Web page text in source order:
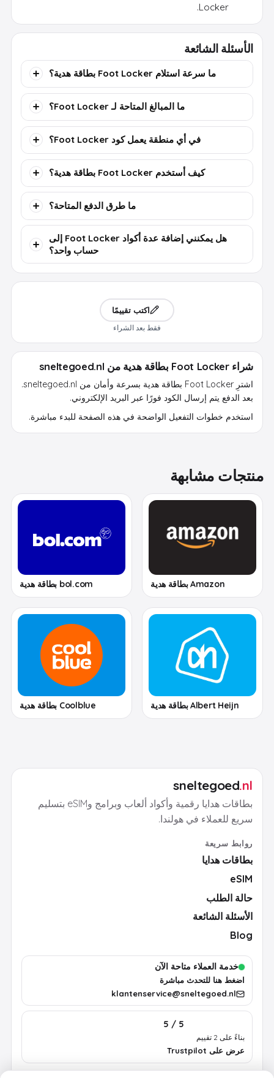
Locker.
الأسئلة الشائعة
ما سرعة استلام Foot Locker بطاقة هدية؟
ما المبالغ المتاحة لـ Foot Locker؟
في أي منطقة يعمل كود Foot Locker؟
كيف أستخدم Foot Locker بطاقة هدية؟
ما طرق الدفع المتاحة؟
هل يمكنني إضافة عدة أكواد Foot Locker إلى
حساب واحد؟
اكتب تقييمًا
فقط بعد الشراء
شراء Foot Locker بطاقة هدية من sneltegoed.nl
اشترِ Foot Locker بطاقة هدية بسرعة وأمان من sneltegoed.nl.
بعد الدفع يتم إرسال الكود فورًا عبر البريد الإلكتروني.
استخدم خطوات التفعيل الواضحة في هذه الصفحة للبدء مباشرة.
منتجات مشابهة
Amazon بطاقة هدية bol.com بطاقة هدية
Albert Heijn بطاقة هدية Coolblue بطاقة هدية
sneltegoed.nl
بطاقات هدايا رقمية وأكواد ألعاب وبرامج وeSIM بتسليم
سريع للعملاء في هولندا.
روابط سريعة
بطاقات هدايا
eSIM
حالة الطلب
الأسئلة الشائعة
Blog
خدمة العملاء متاحة الآن
اضغط هنا للتحدث مباشرة
klantenservice@sneltegoed.nl
5 / 5
بناءً على 2 تقييم
عرض على Trustpilot